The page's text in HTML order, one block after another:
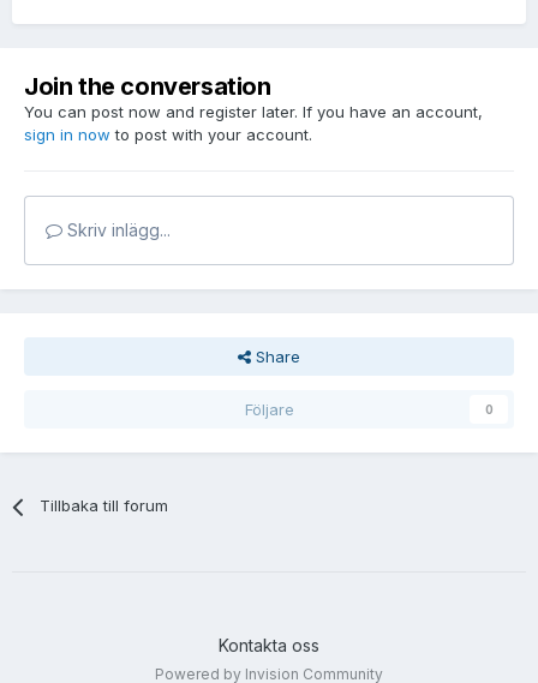
Join the conversation
You can post now and register later. If you have an account,
sign in now to post with your account.
Skriv inlägg...
Share
Följare 0
Tillbaka till forum
Kontakta oss
Powered by Invision Community